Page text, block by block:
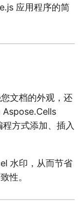
应用程序的简
文档的外观，还
Aspose.Cells
方式添加、插入
水印，从而节省
性。